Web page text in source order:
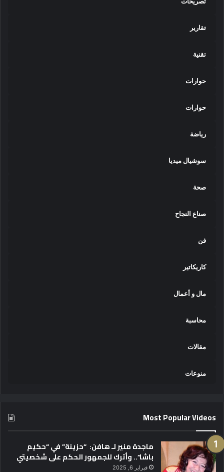
تقارير
تقنية
حوارات
حوارات
رياضة
سوشيال ميديا
صحة
صناع النجاح
فن
كاريكاتير
مال و أعمال
محاسبة
مقالات
منوعات
Most Popular Videos
ماجدة منير لـ هافن: “حزينة” في “حكيم
باشا”.. وأترك للجمهور الحكم على شخصيتي
فبراير 6, 2025